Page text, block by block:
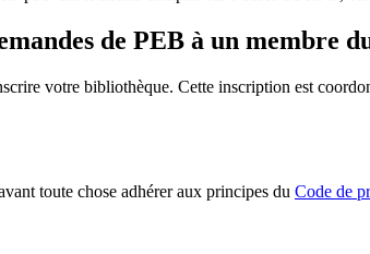
de PEB à un membre
votre bibliothèque. Cette inscription est
toute chose adhérer aux principes du Code de